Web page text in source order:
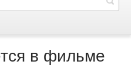
в фильме